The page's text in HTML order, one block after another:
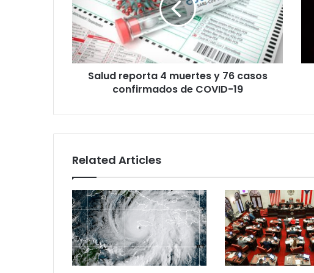
y
76
casos
confirmados
de
COVID-Salud reporta 4 muertes y 76 casos
confirmados de COVID-19
Related Articles